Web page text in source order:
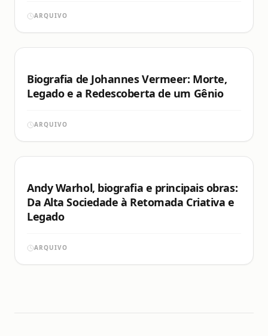
ARQUIVO
Biografia de Johannes Vermeer: Morte,
Legado e a Redescoberta de um Gênio
ARQUIVO
Andy Warhol, biografia e principais obras:
Da Alta Sociedade à Retomada Criativa e
Legado
ARQUIVO